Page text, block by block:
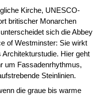
Kirche, UNESCO-
britischer Monarchen
sich die Abbey
of Westminster: Sie wirkt
Hier geht
um Fassadenrhythmus,
Steinlinien.
die graue bis warme